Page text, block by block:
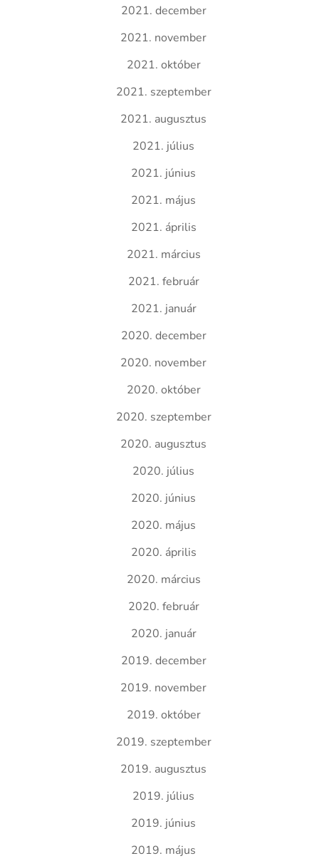
2021. december
2021. november
2021. október
2021. szeptember
2021. augusztus
2021. július
2021. június
2021. május
2021. április
2021. március
2021. február
2021. január
2020. december
2020. november
2020. október
2020. szeptember
2020. augusztus
2020. július
2020. június
2020. május
2020. április
2020. március
2020. február
2020. január
2019. december
2019. november
2019. október
2019. szeptember
2019. augusztus
2019. július
2019. június
2019. május